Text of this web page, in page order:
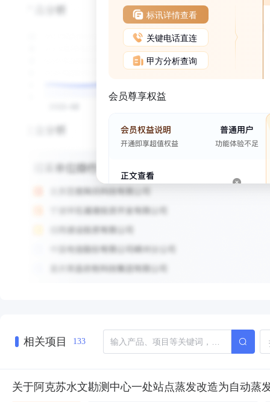
标讯详情查看
关键电话直连
甲方分析查询
会员尊享权益
相关项目 133
关于阿克苏水文勘测中心一处站点蒸发改造为自动蒸